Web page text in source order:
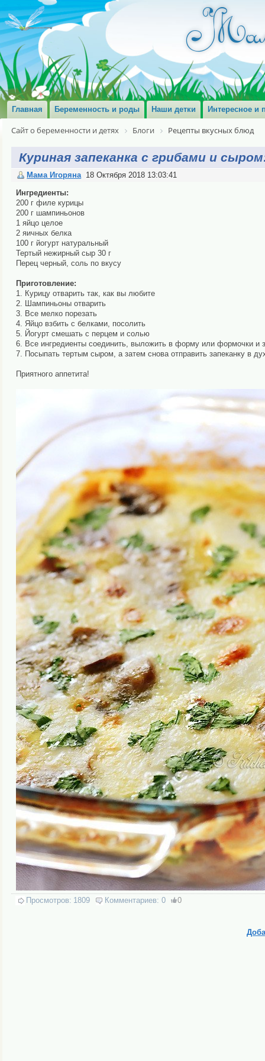
Главная Беременность и роды Наши детки Интересное и
Сайт о беременности и детях Блоги Рецепты вкусных блюд
Куриная запеканка с грибами и
Мама Игоряна 18 Октября 2018 13:03:41
Ингредиенты:
200 г филе курицы
200 г шампиньонов
1 яйцо целое
2 яичных белка
100 г йогурт натуральный
Тертый нежирный сыр 30 г
Перец черный, соль по вкусу
Приготовление:
1. Курицу отварить так, как вы любите
2. Шампиньоны отварить
3. Все мелко порезать
4. Яйцо взбить с белками, посолить
5. Йогурт смешать с перцем и солью
6. Все ингредиенты соединить, выложить в форму или формочки и
7. Посыпать тертым сыром, а затем снова отправить запеканку в
Приятного аппетита!
Просмотров: 1809 Комментариев: 0 0